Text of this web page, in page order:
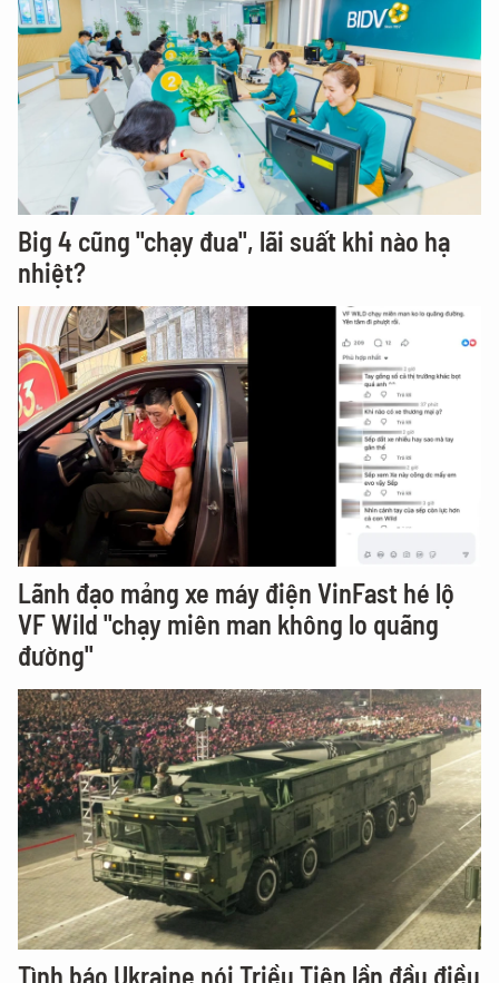
Big 4 cũng "chạy đua", lãi suất khi nào hạ
nhiệt?
Lãnh đạo mảng xe máy điện VinFast hé lộ
VF Wild "chạy miên man không lo quãng
đường"
Tình báo Ukraine nói Triều Tiên lần đầu điều